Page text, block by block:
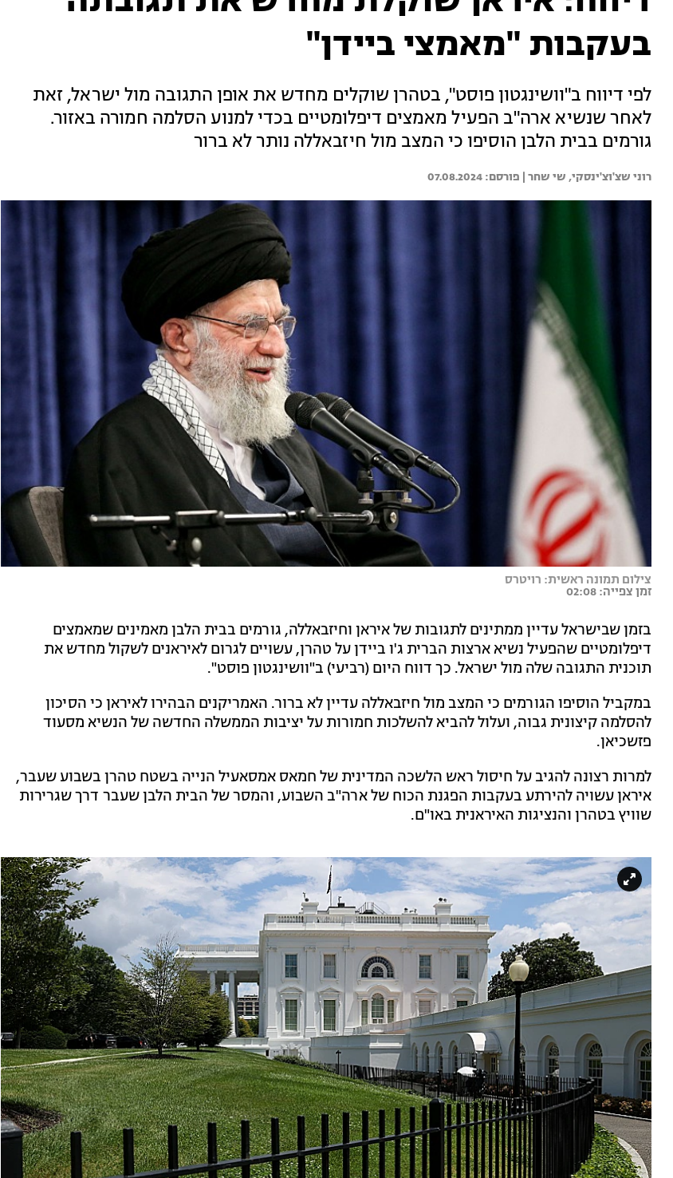
בעקבות "מאמצי ביידן"
לפי דיווח ב"וושינגטון פוסט", בטהרן שוקלים מחדש את אופן התגובה מול ישראל, זאת
לאחר שנשיא ארה"ב הפעיל מאמצים דיפלומטיים בכדי למנוע הסלמה חמורה באזור.
גורמים בבית הלבן הוסיפו כי המצב מול חיזבאללה נותר לא ברור
רוני שצ'וצ'ינסקי, שי שחר | 07.08.2024
צילום תמונה ראשית: רויטרס
זמן צפייה: 02:08
בזמן שבישראל עדיין ממתינים לתגובות של איראן וחיזבאללה, גורמים בבית הלבן מאמינים שמאמצים
דיפלומטיים שהפעיל נשיא ארצות הברית ג'ו ביידן על טהרן, עשויים לגרום לאיראנים לשקול מחדש את
תוכנית התגובה שלה מול ישראל. כך דווח היום (רביעי) ב"וושינגטון פוסט".
במקביל הוסיפו הגורמים כי המצב מול חיזבאללה עדיין לא ברור. האמריקנים הבהירו לאיראן כי הסיכון
להסלמה קיצונית גבוה, ועלול להביא להשלכות חמורות על יציבות הממשלה החדשה של הנשיא מסעוד
פזשכיאן.
למרות רצונה להגיב על חיסול ראש הלשכה המדינית של חמאס אמסאעיל הנייה בשטח טהרן בשבוע שעבר,
איראן עשויה להירתע בעקבות הפגנת הכוח של ארה"ב השבוע, והמסר של הבית הלבן שעבר דרך שגרירות
שוויץ בטהרן והנציגות האיראנית באו"ם.